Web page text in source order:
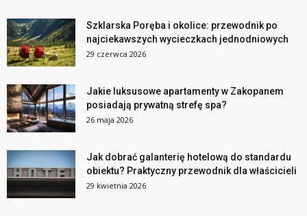
Szklarska Poręba i okolice: przewodnik po
najciekawszych wycieczkach jednodniowych
29 czerwca 2026
Jakie luksusowe apartamenty w Zakopanem
posiadają prywatną strefę spa?
26 maja 2026
Jak dobrać galanterię hotelową do standardu
obiektu? Praktyczny przewodnik dla właścicieli
29 kwietnia 2026